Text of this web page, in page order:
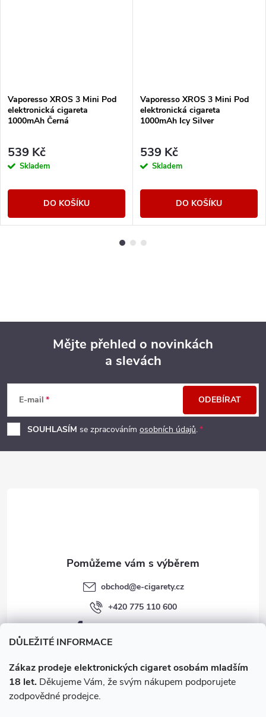
DŮLEŽITÉ INFORMACE
Zákaz prodeje elektronických cigaret osobám mladším
18 let. Děkujeme Vám, že svým nákupem podporujete
zodpovědné prodejce.
Vaporesso XROS 3 Mini Pod
elektronická cigareta
1000mAh Černá
539 Kč
Skladem
DO KOŠÍKU
Vaporesso XROS 3 Mini Pod
elektronická cigareta
1000mAh Icy Silver
539 Kč
Skladem
DO KOŠÍKU
p
a
Mějte přehled o novinkách
a slevách
E-mail
SOUHLASÍM se zpracováním osobních údajů.
ODEBÍRAT
obchod@e-cigarety.cz
+420 775 110 600
facebook.com/e-cigarety.cz